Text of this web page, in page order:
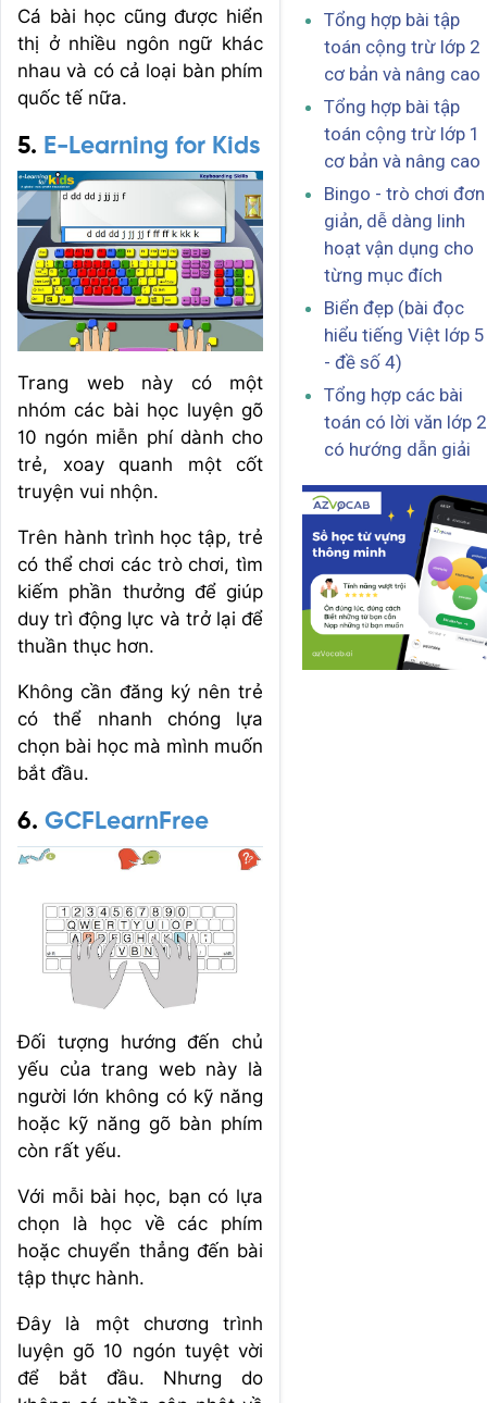
Cá bài học cũng được hiển
thị ở nhiều ngôn ngữ khác
nhau và có cả loại bàn phím
quốc tế nữa.
5. E-Learning for Kids
Trang web này có một
nhóm các bài học luyện gõ
10 ngón miễn phí dành cho
trẻ, xoay quanh một cốt
truyện vui nhộn.
Trên hành trình học tập, trẻ
có thể chơi các trò chơi, tìm
kiếm phần thưởng để giúp
duy trì động lực và trở lại để
thuần thục hơn.
Không cần đăng ký nên trẻ
có thể nhanh chóng lựa
chọn bài học mà mình muốn
bắt đầu.
6. GCFLearnFree
Đối tượng hướng đến chủ
yếu của trang web này là
người lớn không có kỹ năng
hoặc kỹ năng gõ bàn phím
còn rất yếu.
Với mỗi bài học, bạn có lựa
chọn là học về các phím
hoặc chuyển thẳng đến bài
tập thực hành.
Đây là một chương trình
luyện gõ 10 ngón tuyệt vời
để bắt đầu. Nhưng do
Tổng hợp bài tập
toán cộng trừ lớp 2
cơ bản và nâng cao
Tổng hợp bài tập
toán cộng trừ lớp 1
cơ bản và nâng cao
Bingo - trò chơi đơn
giản, dễ dàng linh
hoạt vận dụng cho
từng mục đích
Biển đẹp (bài đọc
hiểu tiếng Việt lớp 5
- đề số 4)
Tổng hợp các bài
toán có lời văn lớp 2
có hướng dẫn giải